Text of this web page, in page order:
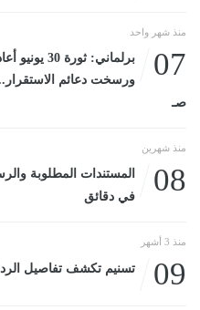
منذ شهر واحد
07
برلماني:
صـ
منذ شهرين
08
المستندات المطلوبة
في دقائق
منذ 3 أشهر
09 تسنيم تكشف تفاصيل